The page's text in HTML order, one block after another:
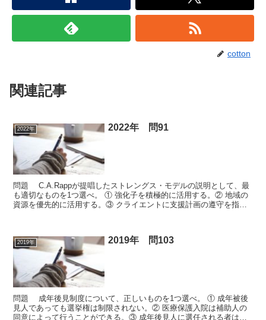
cotton
関連記事
2022年 2022年 問91
問題 C.A.Rappが提唱したストレングス・モデルの説明として、最
も適切なものを1つ選べ。 ① 強化子を積極的に活用する。② 地域の
資源を優先的に活用する。③ クライエントに支援計画の遵守を指示
2019年 2019年 問103
問題 成年後見制度について、正しいものを1つ選べ。 ① 成年被後
見人であっても選挙権は制限されない。② 医療保護入院は補助人の
同意によって行うことができる。③ 成年後見人に選任される者は、